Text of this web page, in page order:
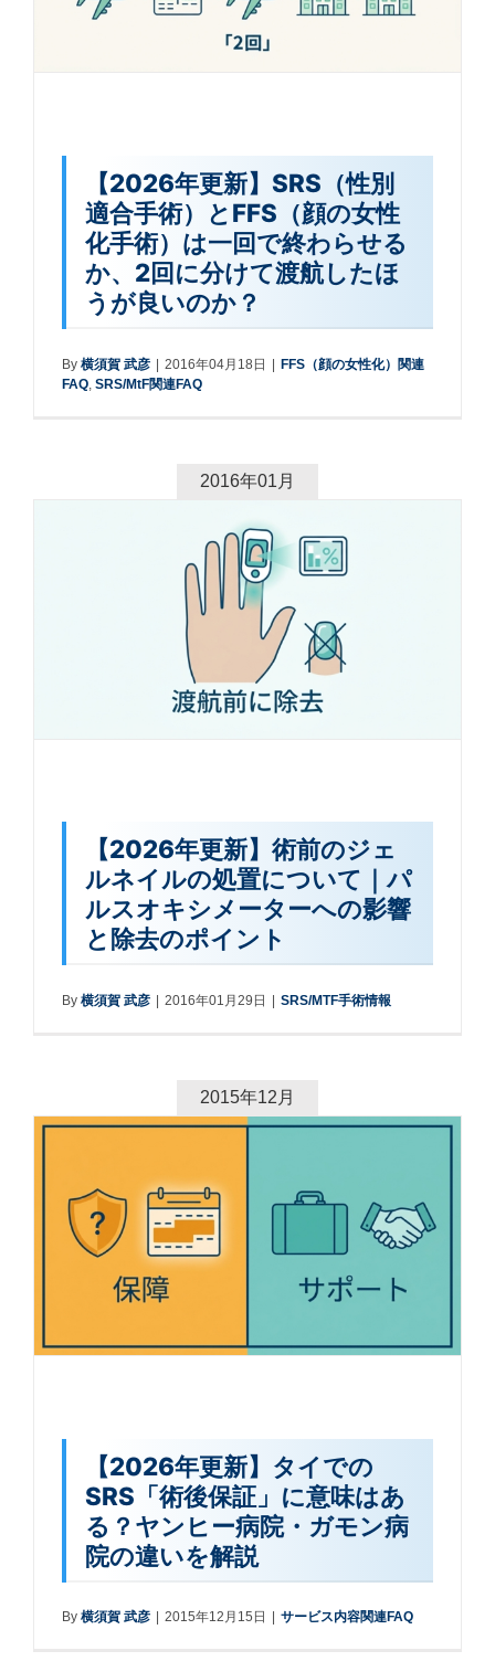
【2026年更新】SRS（性別
適合手術）とFFS（顔の女性
化手術）は一回で終わらせる
か、2回に分けて渡航したほ
うが良いのか？
By 横須賀 武彦 | 2016年04月18日 | FFS（顔の女性化）関連
FAQ, SRS/MtF関連FAQ
2016年01月
【2026年更新】術前のジェ
ルネイルの処置について｜パ
ルスオキシメーターへの影響
と除去のポイント
By 横須賀 武彦 2016年01月29日 SRS/MTF手術情報
2015年12月
【2026年更新】タイでの
SRS「術後保証」に意味はあ
る？ヤンヒー病院・ガモン病
院の違いを解説
By 横須賀 武彦 2015年12月15日 サービス内容関連FAQ